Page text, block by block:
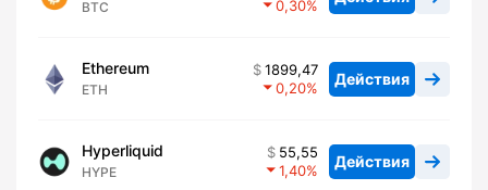
BTC
0,30
Ethereum
ETH
1899,47
0,20
Действия
Hyperliquid
HYPE
55,55
1,40
Действия